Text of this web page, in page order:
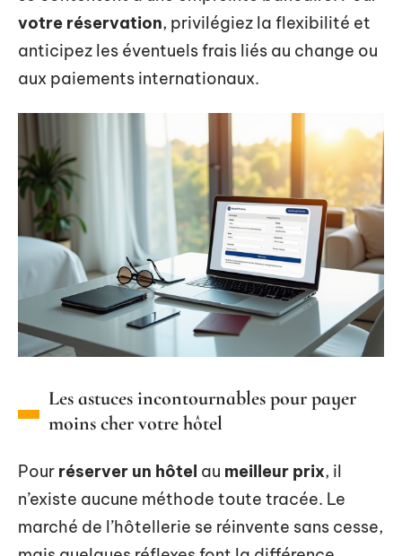
votre réservation, privilégiez la flexibilité et
anticipez les éventuels frais liés au change ou
aux paiements internationaux.
Les astuces incontournables pour payer
moins cher votre hôtel
Pour réserver un hôtel au meilleur prix, il
n’existe aucune méthode toute tracée. Le
marché de l’hôtellerie se réinvente sans cesse,